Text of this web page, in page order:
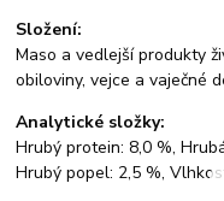
Složení:
Maso a vedlejší produkty
obiloviny, vejce a vaječné
Analytické složky:
Hrubý protein: 8,0 %,
Hrubý popel: 2,5 %,